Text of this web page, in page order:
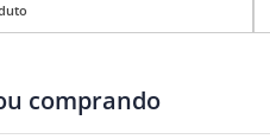
comprando